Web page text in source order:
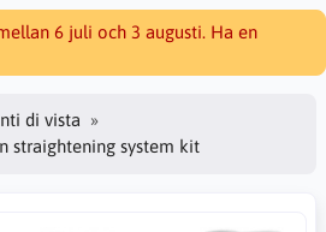
6 juli och 3 augusti. Ha en
di vista
straightening system kit